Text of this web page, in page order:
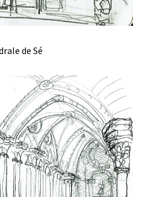
de Sé